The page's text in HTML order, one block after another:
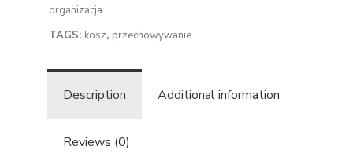
organizacja
TAGS: kosz, przechowywanie
Description Additional information
Reviews (0)